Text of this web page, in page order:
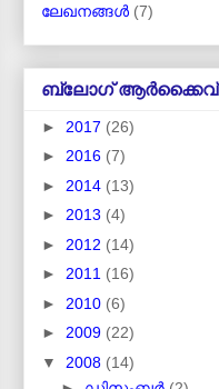
ലേഖനങ്ങള്‍ (7)
ബ്ലോഗ് ആര്‍ക്കൈവ്
► 2017 (26)
► 2016 (7)
► 2014 (13)
► 2013 (4)
► 2012 (14)
► 2011 (16)
► 2010 (6)
► 2009 (22)
▼ 2008 (14)